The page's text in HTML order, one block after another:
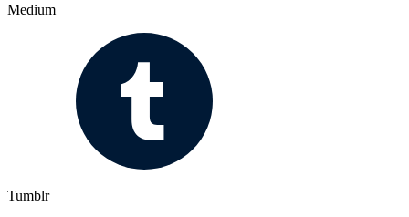
Medium
Tumblr